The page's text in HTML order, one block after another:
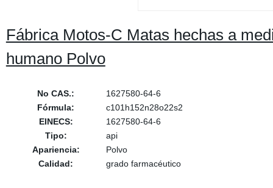
Fábrica Motos-C Matas hechas a
humano Polvo
No CAS.:
1627580-64-6
Fórmula:
c101h152n28o22s2
EINECS:
1627580-64-6
Tipo:
api
Apariencia:
Polvo
Calidad:
grado farmacéutico